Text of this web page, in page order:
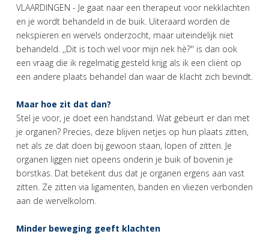
VLAARDINGEN - Je gaat naar een therapeut voor nekklachten
en je wordt behandeld in de buik. Uiteraard worden de
nekspieren en wervels onderzocht, maar uiteindelijk niet
behandeld. ,,Dit is toch wel voor mijn nek hè?'' is dan ook
een vraag die ik regelmatig gesteld krijg als ik een cliënt op
een andere plaats behandel dan waar de klacht zich bevindt.
Maar hoe zit dat dan?
Stel je voor, je doet een handstand. Wat gebeurt er dan met
je organen? Precies, deze blijven netjes op hun plaats zitten,
net als ze dat doen bij gewoon staan, lopen of zitten. Je
organen liggen niet opeens onderin je buik of bovenin je
borstkas. Dat betekent dus dat je organen ergens aan vast
zitten. Ze zitten via ligamenten, banden en vliezen verbonden
aan de wervelkolom.
Minder beweging geeft klachten